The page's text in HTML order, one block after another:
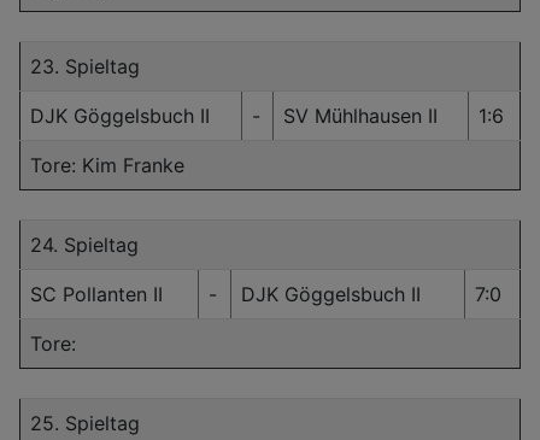
23. Spieltag
DJK Göggelsbuch II - SV Mühlhausen II 1:6
Tore: Kim Franke
24. Spieltag
SC Pollanten II - DJK Göggelsbuch II 7:0
Tore:
25. Spieltag